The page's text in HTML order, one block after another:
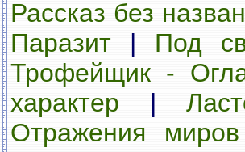
Рассказ без
Паразит | Под
Трофейщик -
характер |
Отражения миров